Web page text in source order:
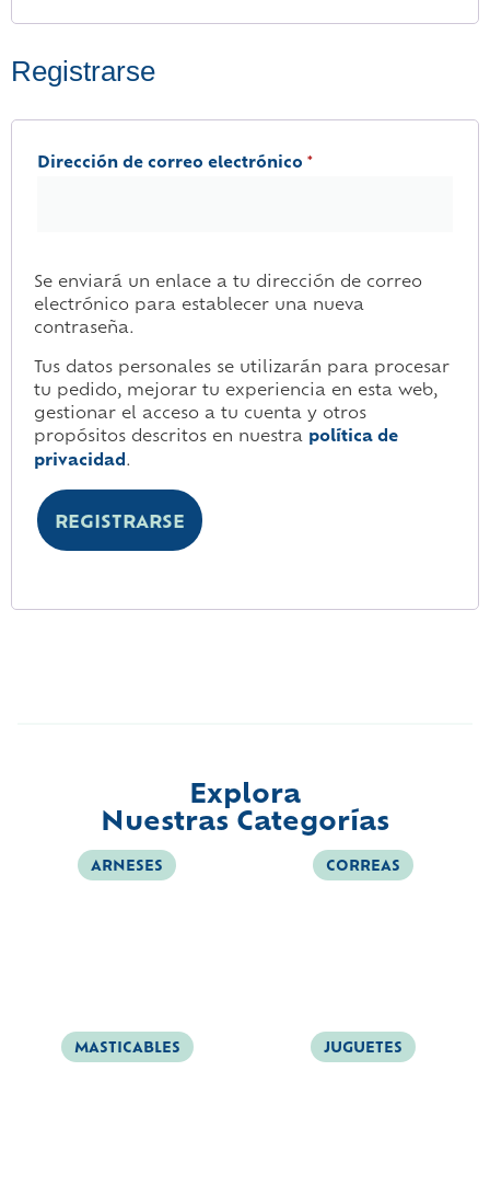
Registrarse
Dirección de correo electrónico *
Se enviará un enlace a tu dirección de correo
electrónico para establecer una nueva
contraseña.
Tus datos personales se utilizarán para procesar
tu pedido, mejorar tu experiencia en esta web,
gestionar el acceso a tu cuenta y otros
propósitos descritos en nuestra política de
privacidad
REGISTRARSE
Explora
Nuestras Categorías
ARNESES CORREAS
MASTICABLES JUGUETES